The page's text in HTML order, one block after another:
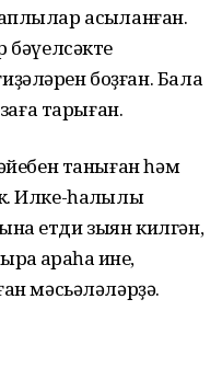
асыҡланған.
бәүелсәкте
боҙған. Бала
тарыған.
таныған һәм
Илке-һалҡылыҡ
етди зыян килгән,
ҡараһаҡ ине,
мәсьәләләрҙә.